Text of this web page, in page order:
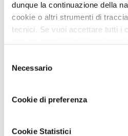
dunque la continuazione della
cookie o altri strumenti di
tecnici. Se vuoi accettare tutti i
più consulta la
delNecessario
Cookie di preferenza
Cookie Statistici
Modo d'uso
risciacquo.